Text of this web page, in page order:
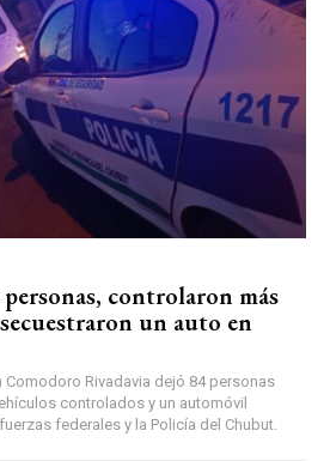
controlaron más
un auto en
Comodoro Rivadavia dejó 84 personas
controlados y un automóvil
federales y la Policía del Chubut.